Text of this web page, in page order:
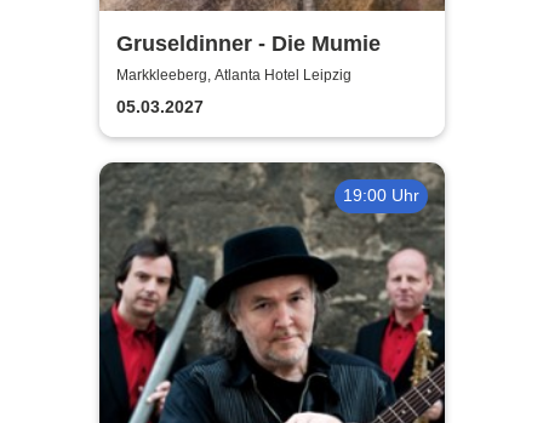
Gruseldinner - Die Mumie
Markkleeberg, Atlanta Hotel Leipzig
05.03.2027
19:00 Uhr